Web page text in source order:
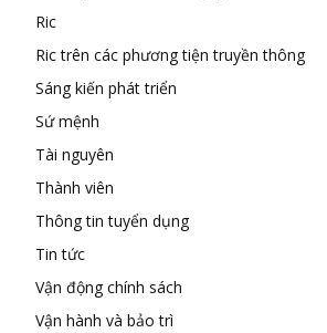
Ric
Ric trên các phương tiện truyền thông
Sáng kiến phát triển
Sứ mệnh
Tài nguyên
Thành viên
Thông tin tuyển dụng
Tin tức
Vận động chính sách
Vận hành và bảo trì